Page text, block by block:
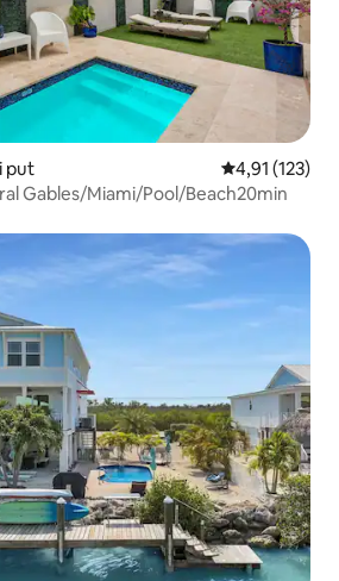
put Prosječna
4,91 (123)
Gables/Miami/Pool/Beach20min